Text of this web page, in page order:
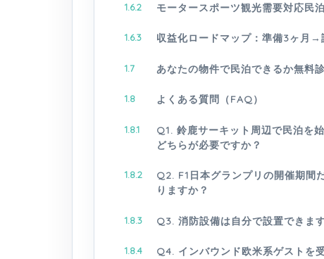
1.6.2 モータースポーツ観光需要対応民
1.6.3 収益化ロードマップ：準備3ヶ月
1.7 あなたの物件で民泊できるか無料
1.8 よくある質問（FAQ）
1.8.1
Q1. 鈴鹿サーキット周辺で民泊を
どちらが必要ですか？
1.8.2
Q2. F1日本グランプリの開催期間
りますか？
1.8.3 Q3. 消防設備は自分で設置できま
1.8.4 Q4. インバウンド欧米系ゲストを